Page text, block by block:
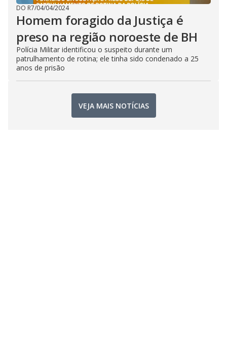
DO R7/04/04/2024
Homem foragido da Justiça é
preso na região noroeste de BH
Polícia Militar identificou o suspeito durante um
patrulhamento de rotina; ele tinha sido condenado a 25
anos de prisão
VEJA MAIS NOTÍCIAS